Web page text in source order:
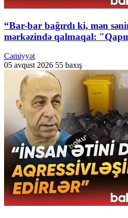
“Bar-bar bağırdı ki, mən
mərkəzində qalmaqal:
Cəmiyyət
05 avqust 2026 55 baxış